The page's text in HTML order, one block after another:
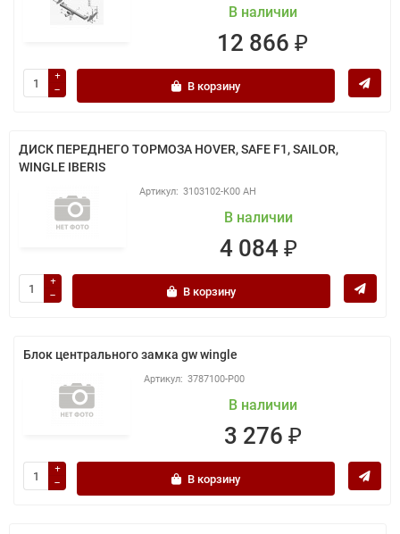
В наличии
12 866 ₽
В корзину
ДИСК ПЕРЕДНЕГО ТОРМОЗА HOVER, SAFE F1, SAILOR,
WINGLE IBERIS
3103102-K00 АН
В наличии
4 084 ₽
В корзину
Блок центрального замка gw wingle
3787100-P00
В наличии
3 276 ₽
В корзину